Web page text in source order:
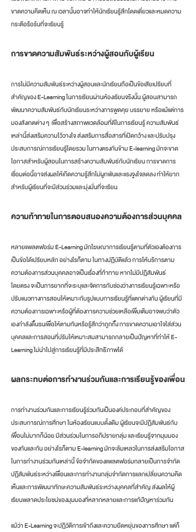
ขาดความคิดเห็น ณ เวลานั้นอาจทำให้นักเรียนรู้สึกโดดเดี่ยวและหมดความ
กระตือรือร้นที่จะเรียนรู้
การขาดความสัมพันธ์ระหว่างผู้สอนกับผู้เรียน
การไม่มีความสัมพันธ์ระหว่างผู้สอนและนักเรียนถือเป็นข้อเสียเปรียบที่
สำคัญของ E-Learning ในการเรียนผ่านห้องเรียนจริงนั้น ผู้สอนสามารถ
พัฒนาความสัมพันธ์กับนักเรียนระหว่างการพูดคุย บรรยาย หรือแม้แต่การ
มองสังเกตต่าง ๆ  เพื่อสร้างสภาพแวดล้อมที่ดีในการเรียนรู้ ความสัมพันธ์
เหล่านี้ส่งเสริมความไว้วางใจ ส่งเสริมการสื่อสารที่เปิดกว้าง และปรับปรุง
ประสบการณ์การเรียนรู้โดยรวม ในทางตรงกันข้าม E-learning มักจะขาด
โอกาสสำหรับผู้สอนในการสร้างความสัมพันธ์กับนักเรียน การขาดการ
เชื่อมต่อนี้อาจส่งผลให้เกิดความรู้สึกไม่ผูกพันและแรงจูงใจลดลง ทำให้ยาก
สำหรับผู้เรียนที่จะมีส่วนร่วมและมุ่งมั่นที่จะเรียน
ความท้าทายในการตอบสนองความต้องการส่วนบุคคล
หลายแพลตฟอร์ม E-Learning มักโฆษณาการเรียนรู้ตามที่ตัวเองต้องการ
เป็นข้อได้เปรียบหลัก อย่างไรก็ตาม ในทางปฏิบัติแล้ว การให้บริการตาม
ความต้องการส่วนบุคคลอาจเป็นเรื่องที่ท้าทาย หากไม่มีปฏิสัมพันธ์
โดยตรง จะเป็นการยากที่จะระบุและจัดการกับช่องว่างการเรียนรู้เฉพาะหรือ
ปรับแนวทางการสอนให้เหมาะกับรูปแบบการเรียนรู้ที่แตกต่างกัน ผู้เรียนที่มี
ความต้องการเฉพาะหรือผู้ที่ต้องการความช่วยเหลือเพิ่มเติมอาจพบว่าตัว
เองกำลังดิ้นรนเพื่อให้ตามทันหรือรู้สึกว่าถูกทิ้ง การขาดความเอาใจใส่ส่วน
บุคคลและการสอนที่ปรับให้เหมาะสมสามารถกลายเป็นปัญหาที่ทำให้ E-
Learning ไม่นำไปสู่การเรียนรู้ที่มีประสิทธิภาพได้
ผลกระทบต่อการทำงานร่วมกันและการเรียนรู้ของเพื่อน
การทำงานร่วมกันและการเรียนรู้ร่วมกันเป็นองค์ประกอบที่สำคัญของ
ประสบการณ์การศึกษา ในห้องเรียนแบบดั้งเดิม ผู้เรียนจะมีปฏิสัมพันธ์กับ
เพื่อนไม่มากก็น้อย มีส่วนร่วมในการอภิปรายกลุ่ม และเรียนรู้จากมุมมอง
ของกันและกัน อย่างไรก็ตาม E-learning มักจะล้มเหลวในการส่งเสริมโอกาส
ในการทำงานร่วมกันเหล่านี้ ข้อจำกัดของแพลตฟอร์มกลายเป็นการจำกัด
ปฏิสัมพันธ์ระหว่างเพื่อนและการทำงานกลุ่มจำกัดการแลกเปลี่ยนความคิด
เห็นและการพัฒนาทักษะความสัมพันธ์ระหว่างบุคคลที่สำคัญ ส่งผลให้ผู้
เรียนพลาดประโยชน์ของมุมมองที่หลากหลายและการแก้ปัญหาร่วมกัน
แม้ว่า E-Learning จะปฏิวัติการเข้าถึงและความยืดหยุ่นของการศึกษา แต่ก็